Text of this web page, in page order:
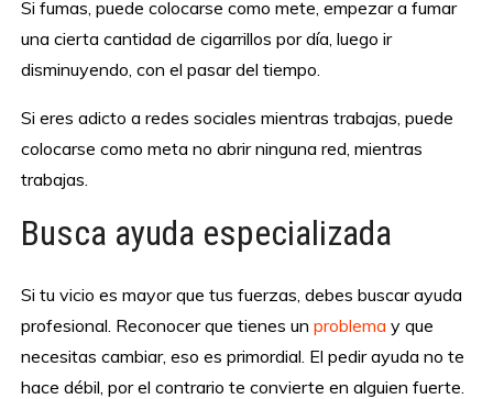
Si fumas, puede colocarse como mete, empezar a fumar
una cierta cantidad de cigarrillos por día, luego ir
disminuyendo, con el pasar del tiempo.
Si eres adicto a redes sociales mientras trabajas, puede
colocarse como meta no abrir ninguna red, mientras
trabajas.
Busca ayuda especializada
Si tu vicio es mayor que tus fuerzas, debes buscar ayuda
profesional. Reconocer que tienes unproblema y que
necesitas cambiar, eso es primordial. El pedir ayuda no te
hace débil, por el contrario te convierte en alguien fuerte.